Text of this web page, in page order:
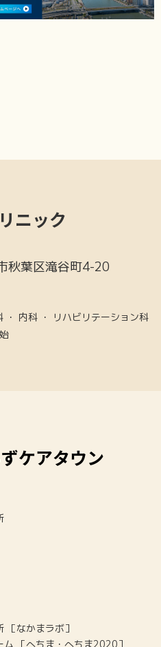
ニック
秋葉区滝谷町4-20
・ 内科 ・ リハビリテーション科
ケアタウン
［なかまラボ］
［へちま・へちま2020］